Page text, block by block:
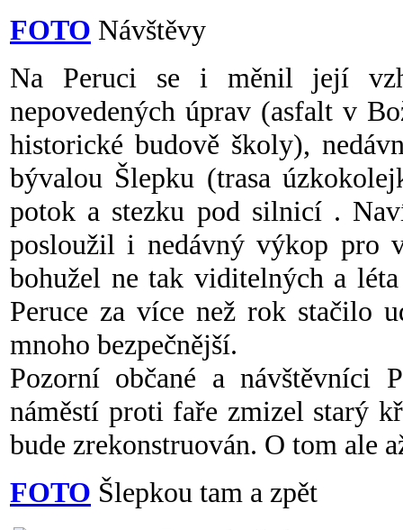
FOTO Návštěvy
Na Peruci se i měnil její
nepovedených úprav (asfalt v
historické budově školy),
bývalou Šlepku (trasa
potok a stezku pod silnicí .
posloužil i nedávný výkop pro
bohužel ne tak viditelných a
Peruce za více než rok stačilo
mnoho bezpečnější.
Pozorní občané a
náměstí proti faře zmizel starý
bude zrekonstruován. O tom ale
FOTO Šlepkou tam a zpět